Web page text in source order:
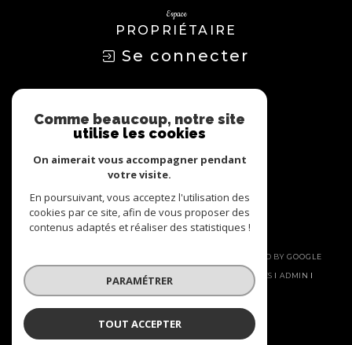
Espace
PROPRIÉTAIRE
Se connecter
© 2026 | TOUS DROITS RÉSERVÉS | TRADUCTION POWERED BY GOOGLE
|
NOS HONORAIRES
PLAN DU SITE MENTIONS LÉGALES
ADMIN
NOS LIENS
POLITIQUE RGPD COOKIES
Comme beaucoup, notre site
utilise les cookies
On aimerait vous accompagner pendant
votre visite.
En poursuivant, vous acceptez l'utilisation des
cookies par ce site, afin de vous proposer des
contenus adaptés et réaliser des statistiques !
PARAMÉTRER
TOUT ACCEPTER